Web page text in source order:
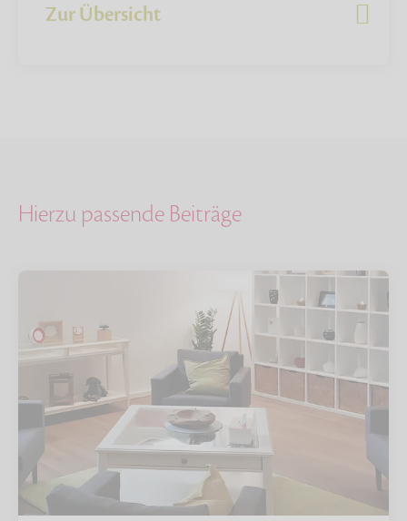
Zur Übersicht
Hierzu passende Beiträge